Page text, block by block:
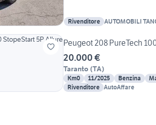
Rivenditore AUTOMOBILI
Peugeot 208 PureTech
20.000 €
Taranto (TA)
Km0 11/2025 Benzina
Rivenditore AutoAffare